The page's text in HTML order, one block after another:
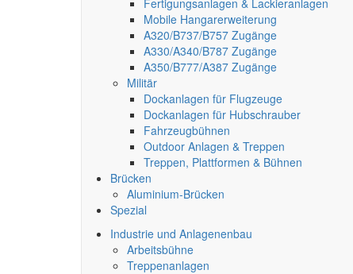
Fertigungsanlagen & Lackieranlagen
Mobile Hangarerweiterung
A320/B737/B757 Zugänge
A330/A340/B787 Zugänge
A350/B777/A387 Zugänge
Militär
Dockanlagen für Flugzeuge
Dockanlagen für Hubschrauber
Fahrzeugbühnen
Outdoor Anlagen & Treppen
Treppen, Plattformen & Bühnen
Brücken
Aluminium-Brücken
Spezial
Industrie und Anlagenenbau
Arbeitsbühne
Treppenanlagen